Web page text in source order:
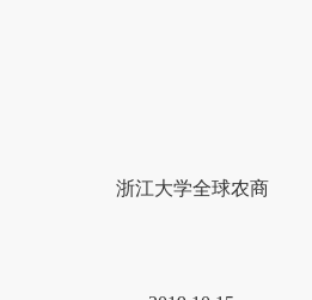
江大学全球农商